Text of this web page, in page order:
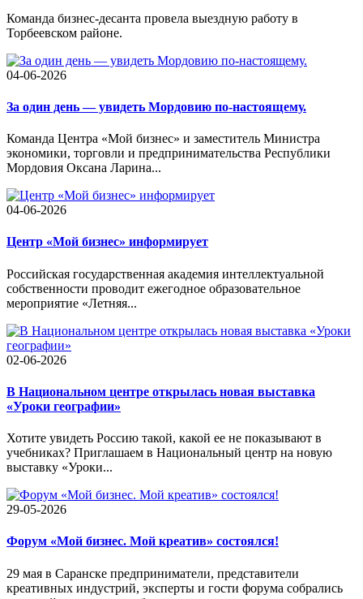
Команда бизнес-десанта провела выездную работу в
Торбеевском районе.
04-06-2026
За один день — увидеть Мордовию по-настоящему.
Команда Центра «Мой бизнес» и заместитель Министра
экономики, торговли и предпринимательства Республики
Мордовия Оксана Ларина...
04-06-2026
Центр «Мой бизнес» информирует
Российская государственная академия интеллектуальной
собственности проводит ежегодное образовательное
мероприятие «Летняя...
02-06-2026
В Национальном центре открылась новая выставка
«Уроки географии»
Хотите увидеть Россию такой, какой ее не показывают в
учебниках? Приглашаем в Национальный центр на новую
выставку «Уроки...
29-05-2026
Форум «Мой бизнес. Мой креатив» состоялся!
29 мая в Саранске предприниматели, представители
креативных индустрий, эксперты и гости форума собрались